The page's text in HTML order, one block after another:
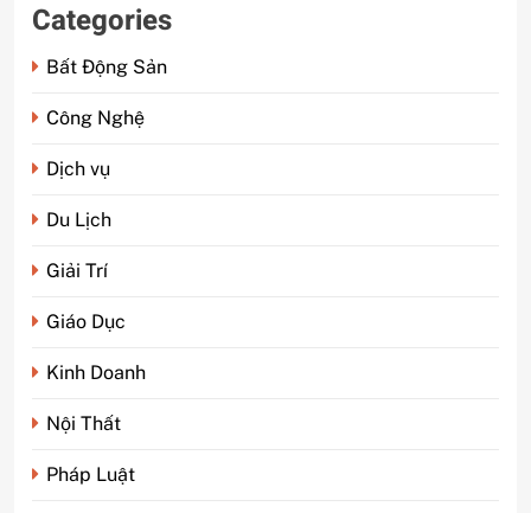
Categories
Bất Động Sản
Công Nghệ
Dịch vụ
Du Lịch
Giải Trí
Giáo Dục
Kinh Doanh
Nội Thất
Pháp Luật